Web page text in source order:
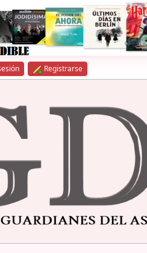
Registrarse